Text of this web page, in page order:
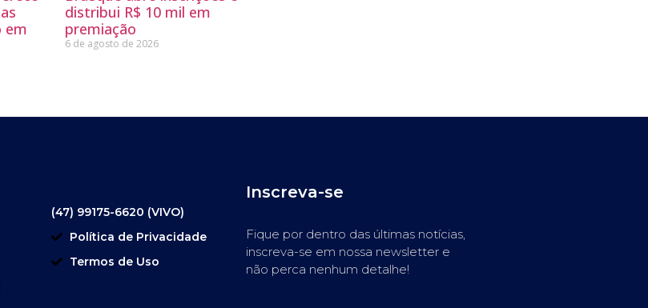
em
distribui R$ 10 mil em
premiação
6 de agosto de 2026
(47) 99175-6620 (VIVO)
Política de Privacidade
Termos de Uso
Inscreva-se
Fique por dentro das últimas notícias,
inscreva-se em nossa newsletter e
não perca nenhum detalhe!